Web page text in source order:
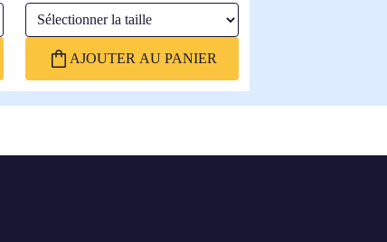
Sélectionner la taille
AJOUTER AU PANIER